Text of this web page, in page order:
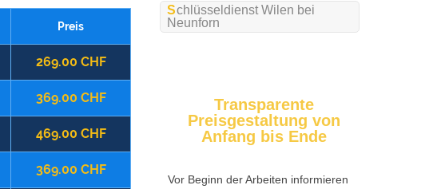
Preis
269.00 CHF
369.00 CHF
469.00 CHF
369.00 CHF
Wochentag
Montag - Freitag
Montag - Freitag (22:00 - 08:00 Uhr)
Schlüsseldienst Wilen bei
Neunforn
Transparente
Preisgestaltung von
Anfang bis Ende
Vor Beginn der Arbeiten informieren